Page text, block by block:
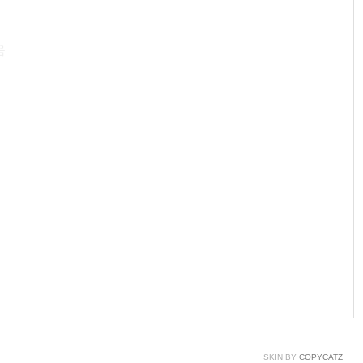
설치불가 2번 PC에 설치하고자 한다면? 1번 PC의 윈
치가능..
SKIN BY COPYCATZ